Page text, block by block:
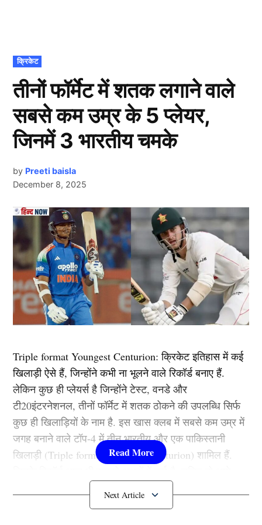
POSTED
IN
क्रिकेट
तीनों फॉर्मेट में शतक लगाने वाले
सबसे कम उम्र के 5 प्लेयर,
जिनमें 3 भारतीय चमके
by Preeti baisla
December 8, 2025
Triple format Youngest Centurion: क्रिकेट इतिहास में कई
खिलाड़ी ऐसे हैं, जिन्होंने कभी ना भूलने वाले रिकॉर्ड बनाए हैं.
लेकिन कुछ ही प्लेयर्स है जिन्होंने टेस्ट, वनडे और
टी20इंटरनेशनल, तीनों फॉर्मेट में शतक ठोकने की उपलब्धि सिर्फ
कुछ ही खिलाड़ियों के नाम है. इस खास क्लब में सबसे कम उम्र में
जगह बनाने वाले टॉप-4 में तीन भारतीय और एक पाकिस्तानी
खिलाड़ी (Triple format Youngest Centurion) शामिल हैं.
जानते हैं कौन हैं ये खिलाड़ी…….